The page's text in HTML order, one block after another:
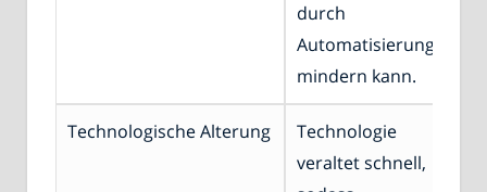
durch
Automatisierung
mindern kann.
Technologische Alterung
Technologie
veraltet schnell,